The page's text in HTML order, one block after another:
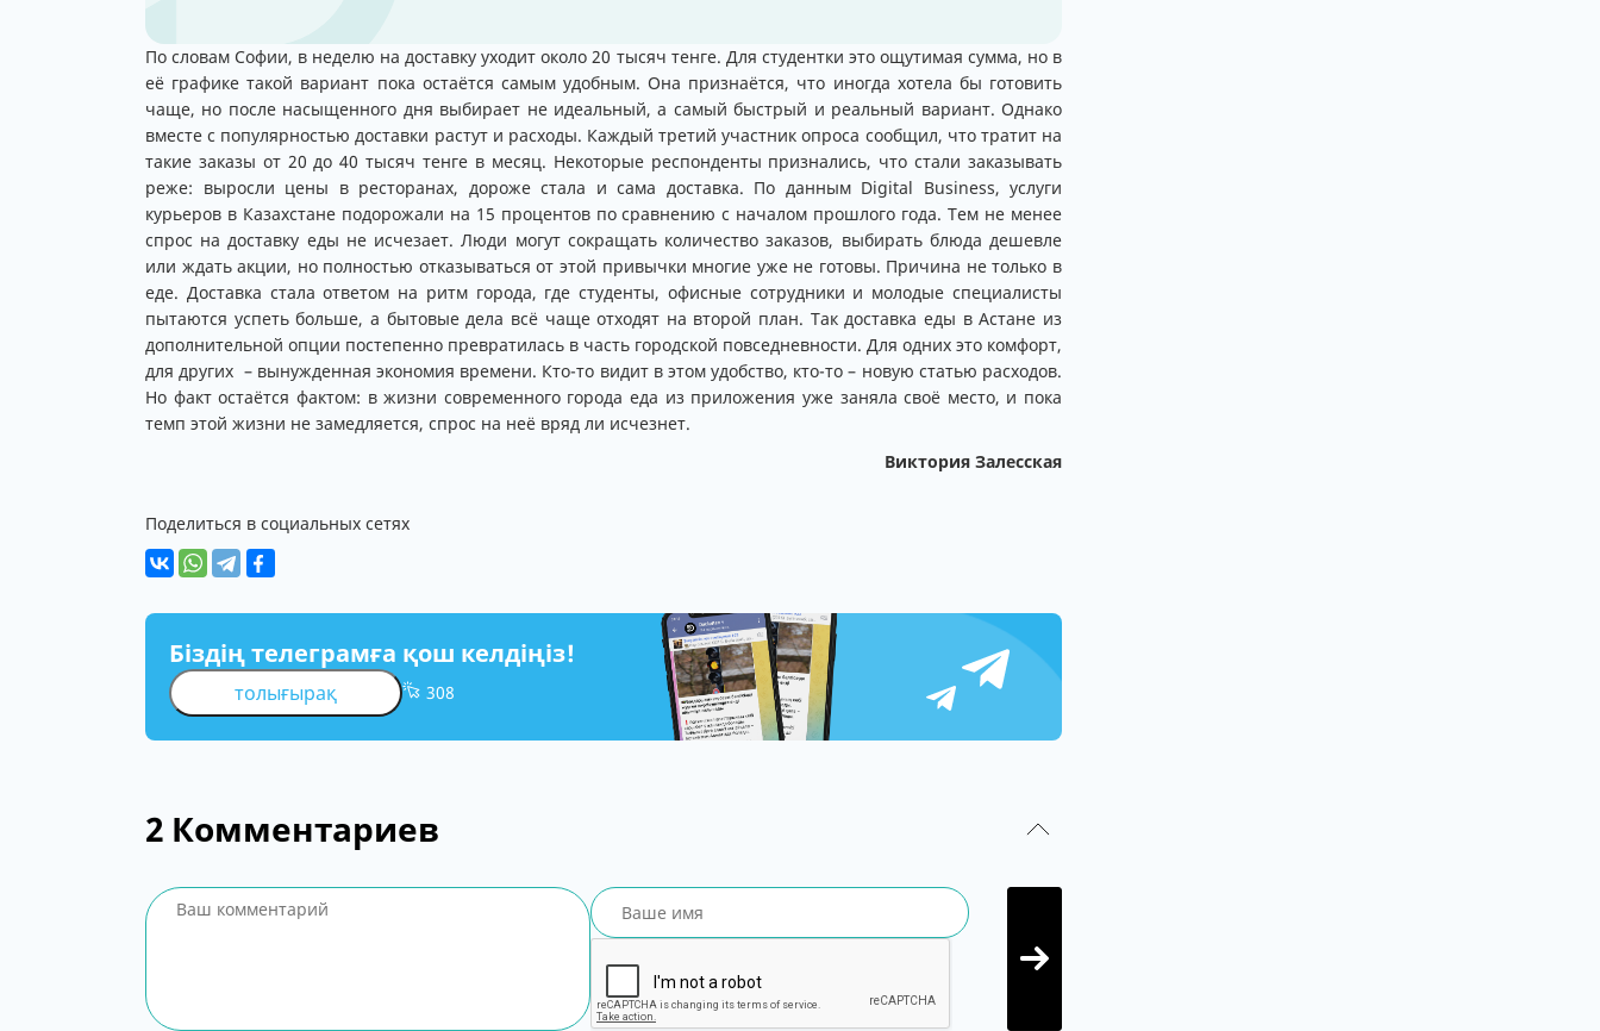
По словам Софии, в неделю на доставку уходит около 20 тысяч тенге. Для студентки это ощутимая сумма, но в
её графике такой вариант пока остаётся самым удобным. Она признаётся, что иногда хотела бы готовить
чаще, но после насыщенного дня выбирает не идеальный, а самый быстрый и реальный вариант. Однако
вместе с популярностью доставки растут и расходы. Каждый третий участник опроса сообщил, что тратит на
такие заказы от 20 до 40 тысяч тенге в месяц. Некоторые респонденты признались, что стали заказывать
реже: выросли цены в ресторанах, дороже стала и сама доставка. По данным Digital Business, услуги
курьеров в Казахстане подорожали на 15 процентов по сравнению с началом прошлого года. Тем не менее
спрос на доставку еды не исчезает. Люди могут сокращать количество заказов, выбирать блюда дешевле
или ждать акции, но полностью отказываться от этой привычки многие уже не готовы. Причина не только в
еде. Доставка стала ответом на ритм города, где студенты, офисные сотрудники и молодые специалисты
пытаются успеть больше, а бытовые дела всё чаще отходят на второй план. Так доставка еды в Астане из
дополнительной опции постепенно превратилась в часть городской повседневности. Для одних это комфорт,
для других – вынужденная экономия времени. Кто-то видит в этом удобство, кто-то – новую статью расходов.
Но факт остаётся фактом: в жизни современного города еда из приложения уже заняла своё место, и пока
темп этой жизни не замедляется, спрос на неё вряд ли исчезнет.
Виктория Залесская
Поделиться в социальных сетях
Біздің телеграмға қош келдіңіз!
толығырақ 308
2 Комментариев